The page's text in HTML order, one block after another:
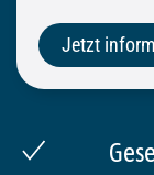
Jetzt